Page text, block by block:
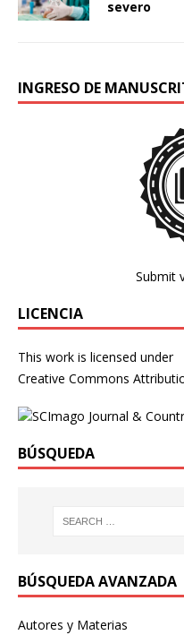
severo
INGRESO DE
Submit
LICENCIA
This work is licensed under
Creative Commons
BÚSQUEDA
BÚSQUEDA AVANZADA
Autores y Materias